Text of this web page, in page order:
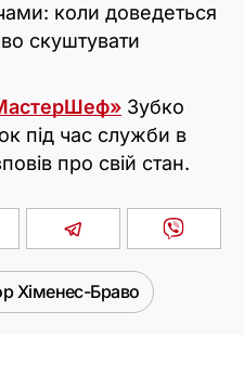
коли доведеться
скуштувати
Зубко
під час служби в
про свій стан.
Хіменес-Браво